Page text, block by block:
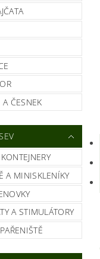
ČESNEK
A MINISKLENÍKY
A STIMULÁTORY